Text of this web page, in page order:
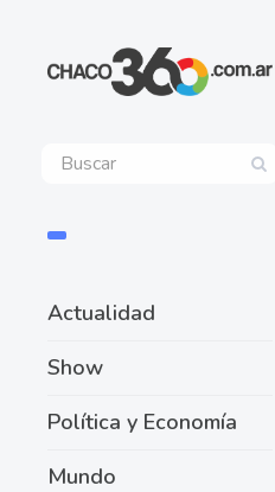
Actualidad
Show
Política y Economía
Mundo